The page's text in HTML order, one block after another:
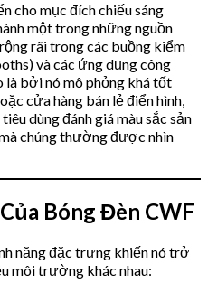
cho mục đích chiếu sáng
một trong những nguồn
rãi trong các buồng kiểm
và các ứng dụng công
là bởi nó mô phỏng khá tốt
cửa hàng bán lẻ điển hình,
dùng đánh giá màu sắc sản
chúng thường được nhìn
Bóng Đèn CWF
năng đặc trưng khiến nó trở
môi trường khác nhau: